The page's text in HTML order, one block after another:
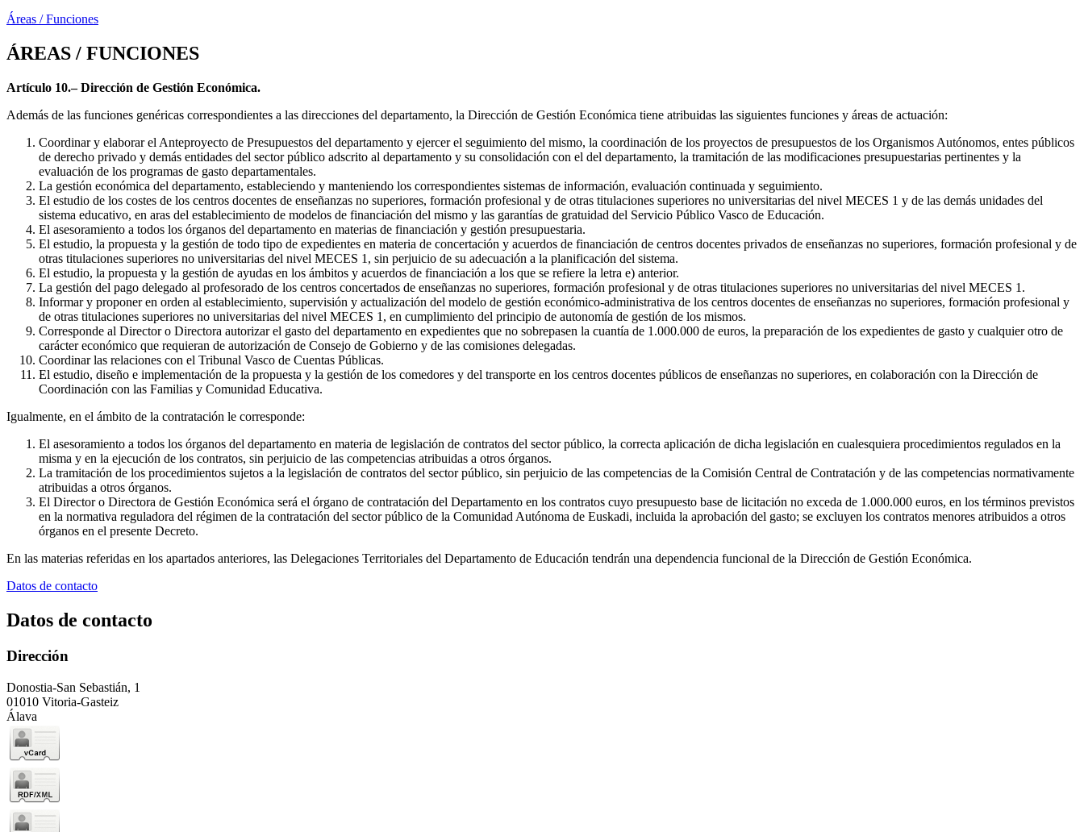
Áreas / Funciones
ÁREAS / FUNCIONES
Artículo 10.– Dirección de Gestión Económica.
Además de las funciones genéricas correspondientes a las direcciones del departamento, la Dirección de Gestión Económica tiene atribuidas las siguientes funciones y áreas de actuación:
Coordinar y elaborar el Anteproyecto de Presupuestos del departamento y ejercer el seguimiento del mismo, la coordinación de los proyectos de presupuestos de los Organismos Autónomos, entes públicos
de derecho privado y demás entidades del sector público adscrito al departamento y su consolidación con el del departamento, la tramitación de las modificaciones presupuestarias pertinentes y la
evaluación de los programas de gasto departamentales.
La gestión económica del departamento, estableciendo y manteniendo los correspondientes sistemas de información, evaluación continuada y seguimiento.
El estudio de los costes de los centros docentes de enseñanzas no superiores, formación profesional y de otras titulaciones superiores no universitarias del nivel MECES 1 y de las demás unidades del
sistema educativo, en aras del establecimiento de modelos de financiación del mismo y las garantías de gratuidad del Servicio Público Vasco de Educación.
El asesoramiento a todos los órganos del departamento en materias de financiación y gestión presupuestaria.
El estudio, la propuesta y la gestión de todo tipo de expedientes en materia de concertación y acuerdos de financiación de centros docentes privados de enseñanzas no superiores, formación profesional y de
otras titulaciones superiores no universitarias del nivel MECES 1, sin perjuicio de su adecuación a la planificación del sistema.
El estudio, la propuesta y la gestión de ayudas en los ámbitos y acuerdos de financiación a los que se refiere la letra e) anterior.
La gestión del pago delegado al profesorado de los centros concertados de enseñanzas no superiores, formación profesional y de otras titulaciones superiores no universitarias del nivel MECES 1.
Informar y proponer en orden al establecimiento, supervisión y actualización del modelo de gestión económico-administrativa de los centros docentes de enseñanzas no superiores, formación profesional y
de otras titulaciones superiores no universitarias del nivel MECES 1, en cumplimiento del principio de autonomía de gestión de los mismos.
Corresponde al Director o Directora autorizar el gasto del departamento en expedientes que no sobrepasen la cuantía de 1.000.000 de euros, la preparación de los expedientes de gasto y cualquier otro de
carácter económico que requieran de autorización de Consejo de Gobierno y de las comisiones delegadas.
Coordinar las relaciones con el Tribunal Vasco de Cuentas Públicas.
El estudio, diseño e implementación de la propuesta y la gestión de los comedores y del transporte en los centros docentes públicos de enseñanzas no superiores, en colaboración con la Dirección de
Coordinación con las Familias y Comunidad Educativa.
Igualmente, en el ámbito de la contratación le corresponde:
El asesoramiento a todos los órganos del departamento en materia de legislación de contratos del sector público, la correcta aplicación de dicha legislación en cualesquiera procedimientos regulados en la
misma y en la ejecución de los contratos, sin perjuicio de las competencias atribuidas a otros órganos.
La tramitación de los procedimientos sujetos a la legislación de contratos del sector público, sin perjuicio de las competencias de la Comisión Central de Contratación y de las competencias normativamente
atribuidas a otros órganos.
El Director o Directora de Gestión Económica será el órgano de contratación del Departamento en los contratos cuyo presupuesto base de licitación no exceda de 1.000.000 euros, en los términos previstos
en la normativa reguladora del régimen de la contratación del sector público de la Comunidad Autónoma de Euskadi, incluida la aprobación del gasto; se excluyen los contratos menores atribuidos a otros
órganos en el presente Decreto.
En las materias referidas en los apartados anteriores, las Delegaciones Territoriales del Departamento de Educación tendrán una dependencia funcional de la Dirección de Gestión Económica.
Datos de contacto
Datos de contacto
Dirección
Donostia-San Sebastián, 1
01010 Vitoria-Gasteiz
Álava